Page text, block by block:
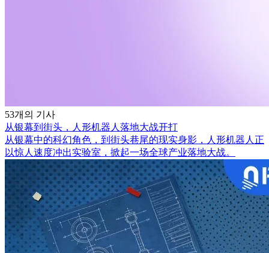
53개의 기사
从银幕到街头，人形机器人落地大战开打
从银幕中的科幻角色，到街头巷尾的现实身影，人形机器人正
以惊人速度冲出实验室，掀起一场全球产业落地大战。